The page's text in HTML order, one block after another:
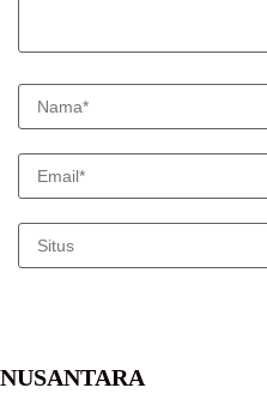
NUSANTARA